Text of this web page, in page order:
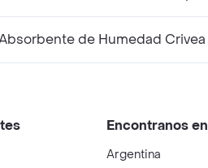
de Humedad
Encontranos
Argentina